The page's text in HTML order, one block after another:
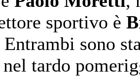
sportivo è
Entrambi sono
tardo